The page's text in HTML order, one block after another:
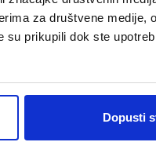
za društvene medije,
prikupili dok ste
Dopusti